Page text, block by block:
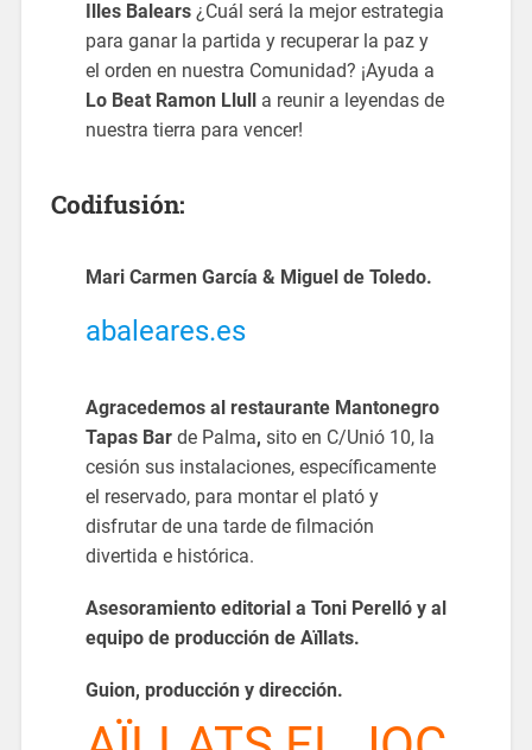
Illes Balears¿Cuál será la mejor estrategia
para ganar la partida y recuperar la paz y
el orden en nuestra Comunidad? ¡Ayuda a
Lo Beat Ramon Llulla reunir a leyendas de
nuestra tierra para vencer!
Codifusión:
Mari Carmen García & Miguel de Toledo.
abaleares.es
Agracedemos al restaurante Mantonegro
Tapas Bar de Palma, sito en C/Unió 10, la
cesión sus instalaciones, específicamente
el reservado, para montar el plató y
disfrutar de una tarde de filmación
divertida e histórica.
Asesoramiento editorial a Toni Perelló y al
equipo de producción de Aïllats.
Guion, producción y dirección.